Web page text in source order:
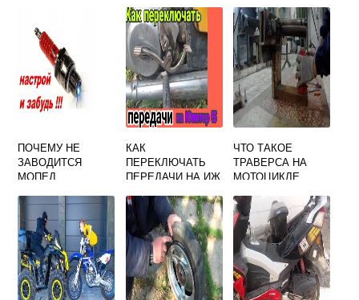
ПОЧЕМУ НЕ
ЗАВОДИТСЯ
МОПЕД
КАК
ПЕРЕКЛЮЧАТЬ
ПЕРЕДАЧИ НА ИЖ
МОТОЦИКЛЕ
ЧТО ТАКОЕ
ТРАВЕРСА НА
МОТОЦИКЛЕ